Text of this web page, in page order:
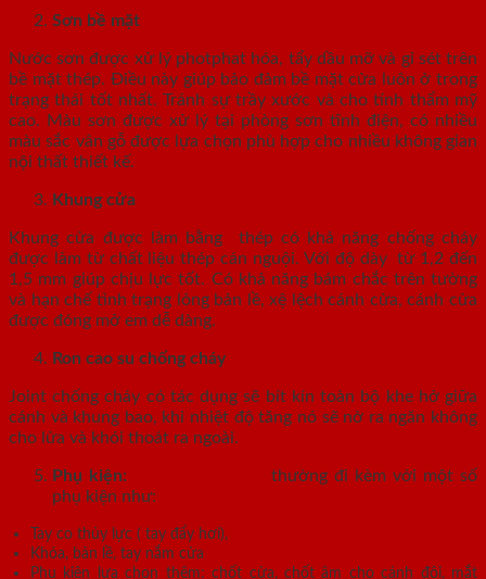
Sơn bề mặt
Nước sơn được xử lý photphat hóa, tẩy dầu mỡ và gỉ sét trên
bề mặt thép. Điều này giúp bảo đảm bề mặt cửa luôn ở trong
trạng thái tốt nhất. Tránh sự trầy xước và cho tính thẩm mỹ
cao. Màu sơn được xử lý tại phòng sơn tĩnh điện, có nhiều
màu sắc vân gỗ được lựa chọn phù hợp cho nhiều không gian
nội thất thiết kế.
Khung cửa
Khung cửa được làm bằng thép có khả năng chống cháy
được làm từ chất liệu thép cán nguội. Với độ dày từ 1,2 đến
1,5 mm giúp chịu lực tốt. Có khả năng bám chắc trên tường
và hạn chế tình trạng lỏng bản lề, xệ lệch cánh cửa, cánh cửa
được đóng mở em dễ dàng.
Ron cao su chống cháy
Joint chống cháy có tác dụng sẽ bít kín toàn bộ khe hở giữa
cánh và khung bao, khi nhiệt độ tăng nó sẽ nở ra ngăn không
cho lửa và khói thoát ra ngoài.
Phụ kiện:
thường đi kèm với một số
phụ kiện như:
Tay co thủy lực ( tay đẩy hơi),
Khóa, bản lề, tay nắm cửa
Phụ kiện lựa chọn thêm: chốt cửa, chốt âm cho cánh đôi, mắt